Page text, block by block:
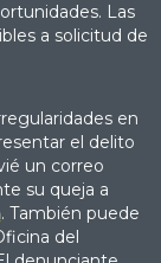
Las
a solicitud de
en
el delito
un correo
su queja a
. También puede
del